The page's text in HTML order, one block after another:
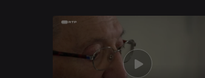
821317